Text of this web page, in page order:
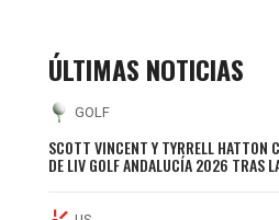
ÚLTIMAS NOTICIAS
GOLF
SCOTT VINCENT Y TYRRELL HATTON
DE LIV GOLF ANDALUCÍA 2026 TRAS